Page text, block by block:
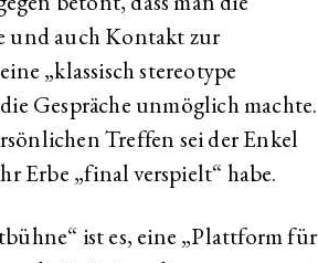
und auch Kontakt zur
„klassisch stereotype
Gespräche unmöglich machte.
Treffen sei der Enkel
Erbe „final verspielt“ habe.
ist es, eine „Plattform für